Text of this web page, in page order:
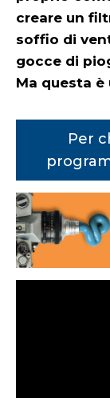
creare un
soffio di
gocce di
Ma questa
Per